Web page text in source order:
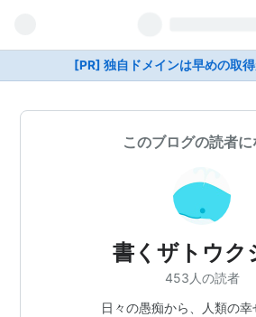
[PR] 独自ドメインは早めの取
このブログの読者に
書くザトウク
453人の読者
日々の愚痴から、人類の幸